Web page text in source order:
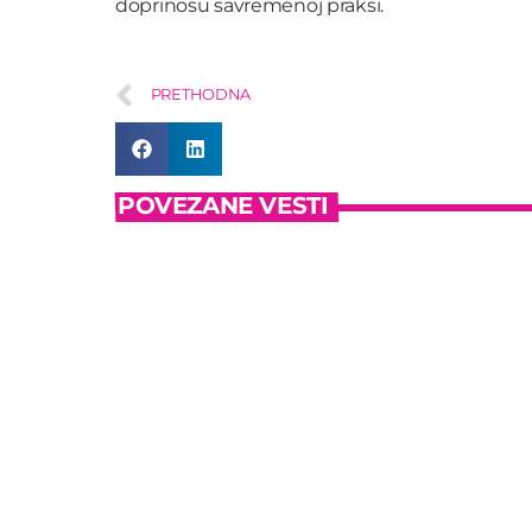
doprinosu savremenoj praksi.
PRETHODNA
POVEZANE VESTI